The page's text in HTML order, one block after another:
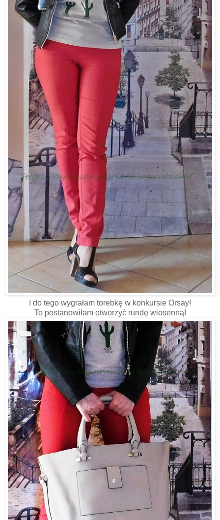
I do tego wygrałam torebkę w konkursie Orsay!
To postanowiłam otworzyć rundę wiosenną!